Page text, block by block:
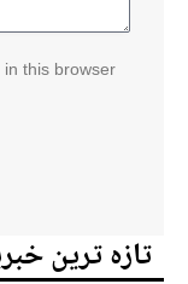
this browser
تازہ ترین